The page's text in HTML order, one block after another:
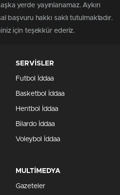
yerde yayınlanamaz. Aykırı
başvuru hakkı saklı tutulmaktadır.
için teşekkür ederiz.
SERVİSLER
Futbol İddaa
Basketbol İddaa
Hentbol İddaa
Bilardo İddaa
Voleybol İddaa
MULTİMEDYA
Gazeteler